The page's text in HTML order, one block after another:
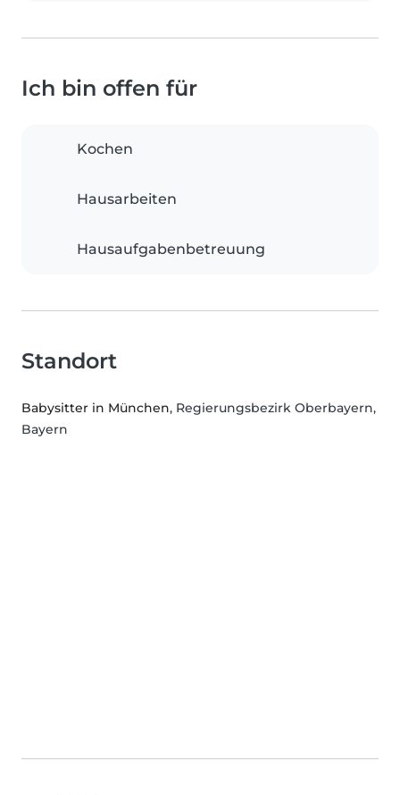
Ich bin offen für
Kochen
Hausarbeiten
Hausaufgabenbetreuung
Standort
Babysitter in München, Regierungsbezirk Oberbayern,
Bayern